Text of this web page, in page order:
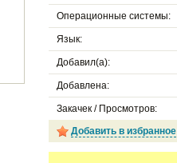
Операционные системы:
Язык:
Добавил(а):
Добавлена:
Закачек / Просмотров:
Добавить в избранное